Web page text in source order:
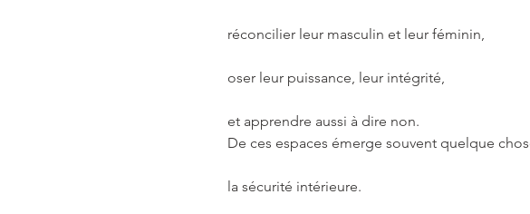
réconcilier leur masculin et leur féminin,
oser leur puissance, leur intégrité,
et apprendre aussi à dire non.
De ces espaces émerge souvent quelque
la sécurité intérieure.